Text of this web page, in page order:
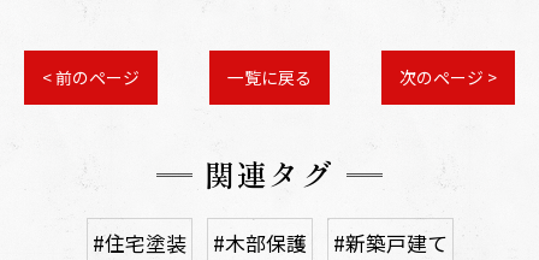
< 前のページ 一覧に戻る 次のページ >
関連タグ
#住宅塗装 #木部保護
#新築戸建て